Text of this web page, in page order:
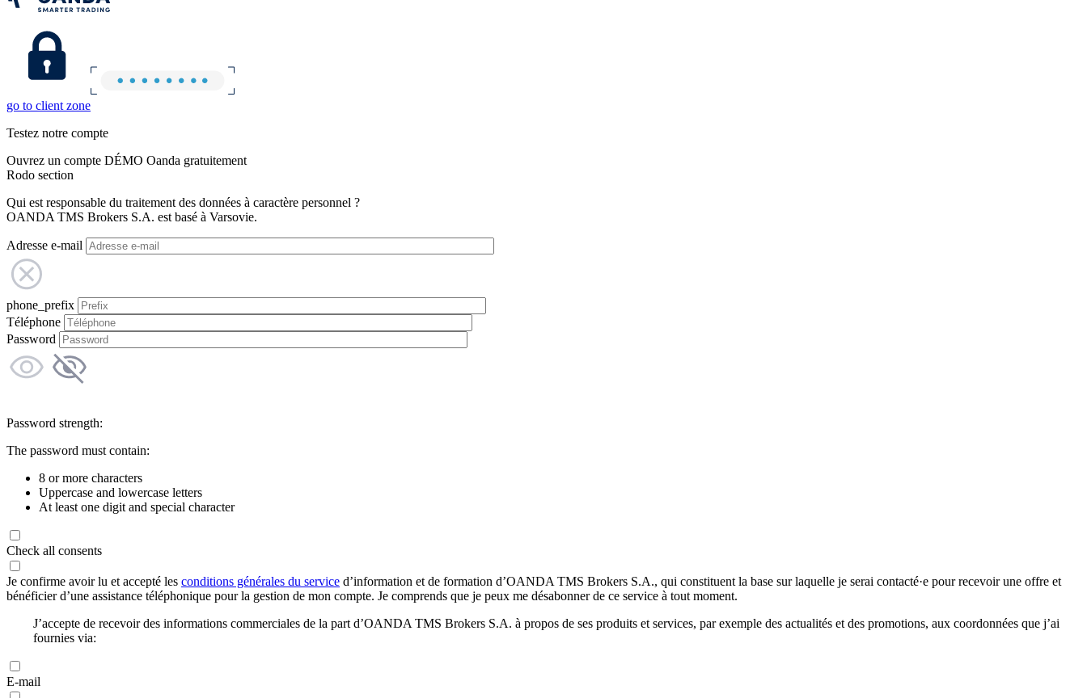
go to client zone
Testez notre compte
Ouvrez un compte DÉMO Oanda gratuitement
Rodo section
Qui est responsable du traitement des données à caractère personnel ?
OANDA TMS Brokers S.A. est basé à Varsovie.
Adresse e-mail
phone_prefix
Téléphone
Password
Password strength:
The password must contain:
8 or more characters
Uppercase and lowercase letters
At least one digit and special character
Check all consents
Je confirme avoir lu et accepté les conditions générales du service d’information et de formation d’OANDA TMS Brokers S.A., qui constituent la base sur laquelle je serai contacté·e pour recevoir une offre et
bénéficier d’une assistance téléphonique pour la gestion de mon compte. Je comprends que je peux me désabonner de ce service à tout moment.
J’accepte de recevoir des informations commerciales de la part d’OANDA TMS Brokers S.A. à propos de ses produits et services, par exemple des actualités et des promotions, aux coordonnées que j’ai
fournies via:
E-mail